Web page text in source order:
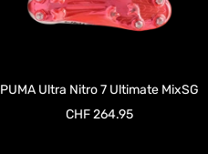
PUMA Ultra Nitro 7 Ultimate MixSG
Prix
CHF 264.95